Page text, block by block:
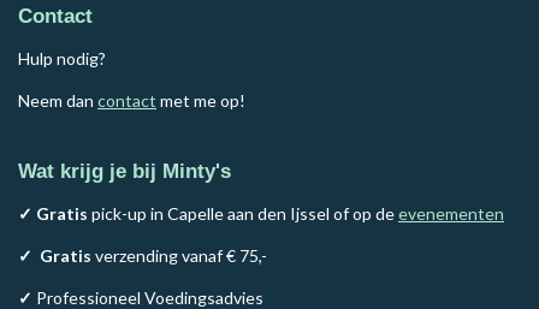
Contact
Hulp nodig?
Neem dan contact met me op!
Wat krijg je bij Minty's
✓ Gratis pick-up in Capelle aan den Ijssel of op deevenementen
✓ Gratis verzending vanaf € 75,-
✓ Professioneel Voedingsadvies